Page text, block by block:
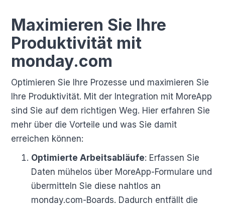
Maximieren Sie Ihre
Produktivität mit
monday.com
Optimieren Sie Ihre Prozesse und maximieren Sie
Ihre Produktivität. Mit der Integration mit MoreApp
sind Sie auf dem richtigen Weg. Hier erfahren Sie
mehr über die Vorteile und was Sie damit
erreichen können:
Optimierte Arbeitsabläufe: Erfassen Sie
Daten mühelos über MoreApp-Formulare und
übermitteln Sie diese nahtlos an
monday.com-Boards. Dadurch entfällt die